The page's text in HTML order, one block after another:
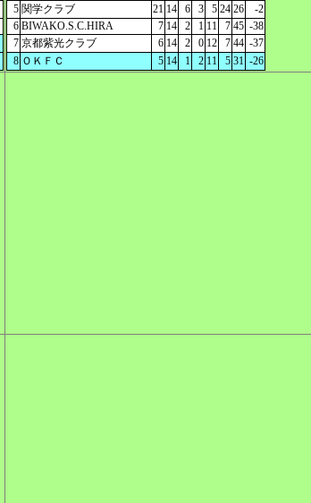
5 関学クラブ 21 14 6 3 5 24 26
-2
6 BIWAKO.S.C.HIRA 7 14 2 1 11 7 45 -38
7 京都紫光クラブ 6 14 2 0 12 7 44 -37
8 ＯＫＦＣ 5 14 1 2 11 5 31 -26